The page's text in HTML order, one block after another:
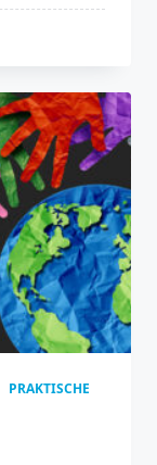
PRAKTISCHE